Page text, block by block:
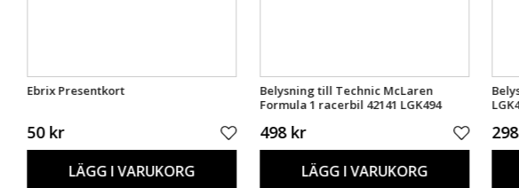
Ebrix Presentkort
50 kr
LÄGG I VARUKORG
Belysning till Technic McLaren
Formula 1 racerbil 42141 LGK494
498 kr
LÄGG I VARUKORG